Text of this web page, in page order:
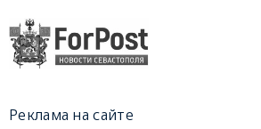
Реклама на сайте